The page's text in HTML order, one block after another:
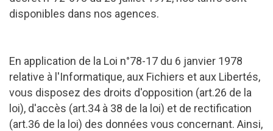
disponibles dans nos agences.
En application de la Loi n°78-17 du 6 janvier 1978
relative à l'Informatique, aux Fichiers et aux Libertés,
vous disposez des droits d'opposition (art.26 de la
loi), d'accès (art.34 à 38 de la loi) et de rectification
(art.36 de la loi) des données vous concernant. Ainsi,